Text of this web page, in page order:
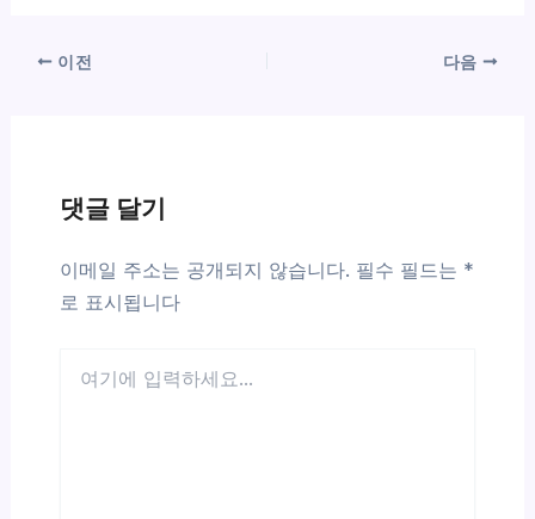
이전 다음
댓글 달기
이메일 주소는 공개되지 않습니다. 필수 필드는 *
로 표시됩니다